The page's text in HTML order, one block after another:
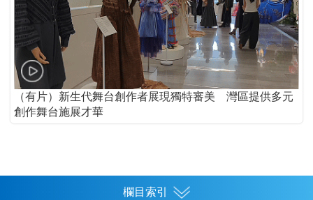
（有片）新生代舞台創作者展現獨特審美 灣區提供多元
創作舞台施展才華
欄目索引